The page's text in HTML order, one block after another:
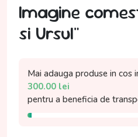
Imagine
si Ursul"
Mai adauga produse in cos
300.00 lei
pentru a beneficia de